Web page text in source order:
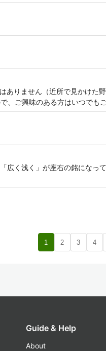
ありません（近所で見かけた
、ご興味のある方はいつでも
広く浅く」が座右の銘になっ
1 2 3 4
Guide & Help
About